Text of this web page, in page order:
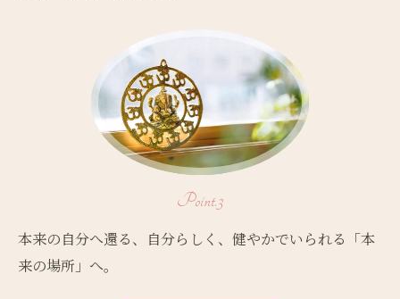
Point.3
本来の自分へ還る、自分らしく、健やかでいられる「本
来の場所」へ。